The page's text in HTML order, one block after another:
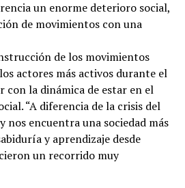
un enorme deterioro social,
de movimientos con una
de los movimientos
actores más activos durante el
con la dinámica de estar en el
“A diferencia de la crisis del
nos encuentra una sociedad más
y aprendizaje desde
un recorrido muy